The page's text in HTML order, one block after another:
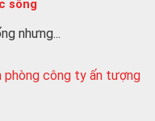
sống
nhưng...